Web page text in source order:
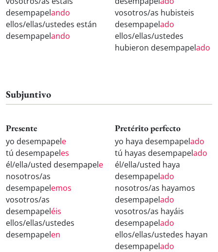
desempapelando
ellos/ellas/ustedes están
desempapelando
vosotros/as hubisteis
desempapelado
ellos/ellas/ustedes
hubieron desempapelado
Subjuntivo
Presente
yo desempapele
tú desempapeles
él/ella/usted desempapele
nosotros/as
desempapelemos
vosotros/as
desempapeléis
ellos/ellas/ustedes
desempapelen
Pretérito perfecto
yo haya desempapelado
tú hayas desempapelado
él/ella/usted haya
desempapelado
nosotros/as hayamos
desempapelado
vosotros/as hayáis
desempapelado
ellos/ellas/ustedes hayan
desempapelado